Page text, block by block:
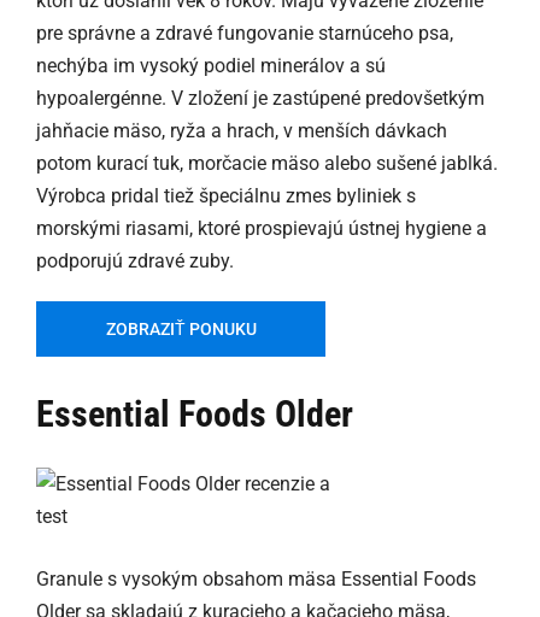
pre správne a zdravé fungovanie starnúceho psa,
nechýba im vysoký podiel minerálov a sú
hypoalergénne. V zložení je zastúpené predovšetkým
jahňacie mäso, ryža a hrach, v menších dávkach
potom kurací tuk, morčacie mäso alebo sušené jablká.
Výrobca pridal tiež špeciálnu zmes byliniek s
morskými riasami, ktoré prospievajú ústnej hygiene a
podporujú zdravé zuby.
ZOBRAZIŤ PONUKU
Essential Foods Older
Granule s vysokým obsahom mäsa Essential Foods
Older sa skladajú z kuracieho a kačacieho mäsa,